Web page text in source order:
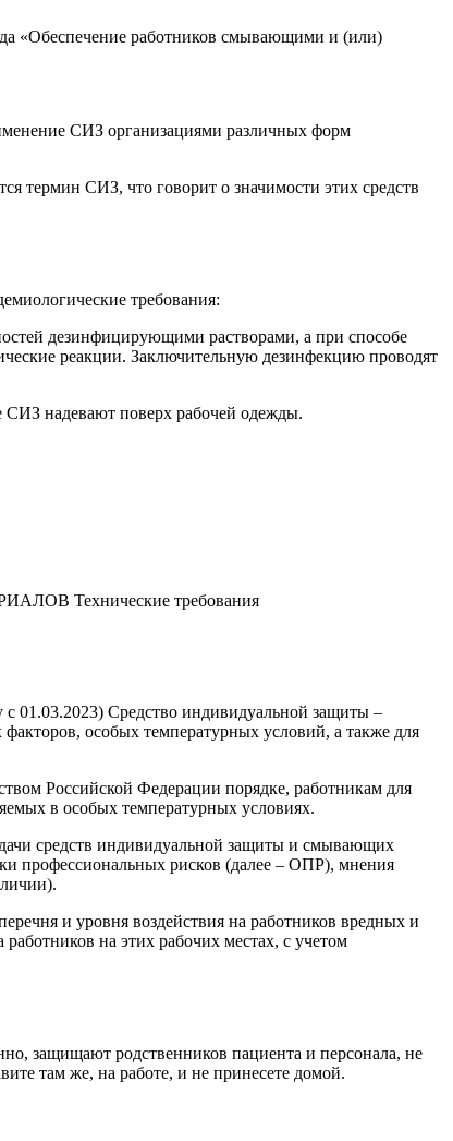
«Обеспечение работников смывающими и (или)
СИЗ организациями различных форм
термин СИЗ, что говорит о значимости этих средств
требования:
дезинфицирующими растворами, а при способе
реакции. Заключительную дезинфекцию проводят
надевают поверх рабочей одежды.
Технические требования
01.03.2023) Средство индивидуальной защиты –
особых температурных условий, а также для
Российской Федерации порядке, работникам для
в особых температурных условиях.
средств индивидуальной защиты и смывающих
профессиональных рисков (далее – ОПР), мнения
и уровня воздействия на работников вредных и
на этих рабочих местах, с учетом
защищают родственников пациента и персонала, не
там же, на работе, и не принесете домой.